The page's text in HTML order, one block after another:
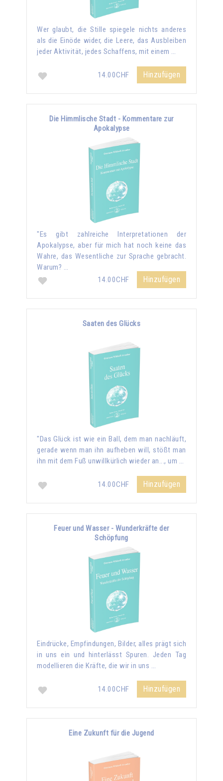
Wer glaubt, die Stille spiegele nichts anderes
als die Einöde wider, die Leere, das Ausbleiben
jeder Aktivität, jedes Schaffens, mit einem …
14.00CHF Hinzufügen
Die Himmlische Stadt - Kommentare zur
Apokalypse
"Es gibt zahlreiche Interpretationen der
Apokalypse, aber für mich hat noch keine das
Wahre, das Wesentliche zur Sprache gebracht.
Warum? …
14.00CHF
Hinzufügen
Saaten des Glücks
"Das Glück ist wie ein Ball, dem man nachläuft,
gerade wenn man ihn aufheben will, stößt man
ihn mit dem Fuß unwillkürlich wieder an..., um …
14.00CHF Hinzufügen
Feuer und Wasser - Wunderkräfte der
Schöpfung
Eindrücke, Empfindungen, Bilder, alles prägt sich
in uns ein und hinterlässt Spuren. Jeden Tag
modellieren die Kräfte, die wir in uns …
14.00CHF Hinzufügen
Eine Zukunft für die Jugend